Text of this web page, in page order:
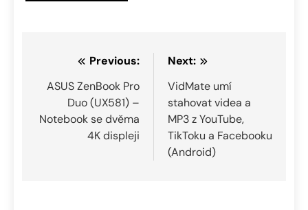
Navigace
pro
příspěvek
Previous:
ASUS ZenBook Pro
Duo (UX581) –
Notebook se dvěma
4K displeji
Next:
VidMate umí
stahovat videa a
MP3 z YouTube,
TikToku a Facebooku
(Android)